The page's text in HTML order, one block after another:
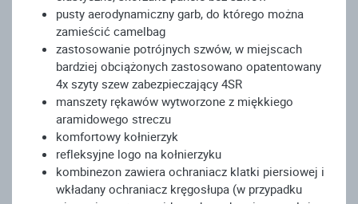
pusty aerodynamiczny garb, do którego można
zamieścić camelbag
zastosowanie potrójnych szwów, w miejscach
bardziej obciążonych zastosowano opatentowany
4x szyty szew zabezpieczający 4SR
manszety rękawów wytworzone z miękkiego
aramidowego streczu
komfortowy kołnierzyk
refleksyjne logo na kołnierzyku
kombinezon zawiera ochraniacz klatki piersiowej i
wkładany ochraniacz kręgosłupa (w przypadku